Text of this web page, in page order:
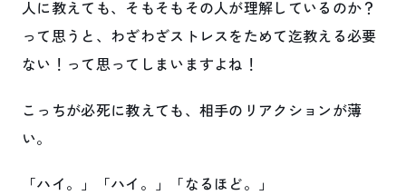
人に教えても、そもそもその人が理解しているのか？
って思うと、わざわざストレスをためて迄教える必要
ない！って思ってしまいますよね！
こっちが必死に教えても、相手のリアクションが薄
い。
「ハイ。」「ハイ。」「なるほど。」